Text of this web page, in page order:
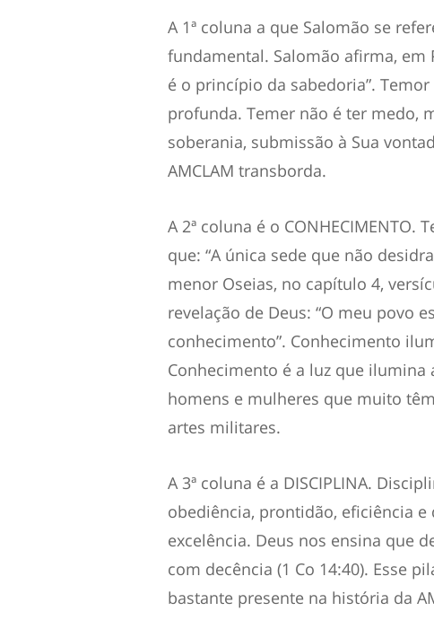
A 1ª coluna a que Salomão se
fundamental. Salomão afirma, em
é o princípio da sabedoria”.
profunda. Temer não é ter medo,
soberania, submissão à Sua
AMCLAM transborda.
A 2ª coluna é o
que: “A única sede que não
menor Oseias, no capítulo 4,
revelação de Deus: “O meu povo
conhecimento”. Conhecimento
Conhecimento é a luz que
homens e mulheres que muito
artes militares.
A 3ª coluna é a DISCIPLINA.
obediência, prontidão, eficiência
excelência. Deus nos ensina que
com decência (1 Co 14:40). Esse
bastante presente na história da